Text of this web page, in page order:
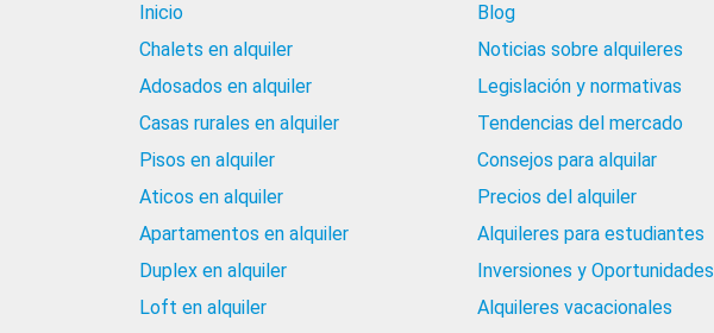
Inicio
Chalets en alquiler
Adosados en alquiler
Casas rurales en alquiler
Pisos en alquiler
Aticos en alquiler
Apartamentos en alquiler
Duplex en alquiler
Loft en alquiler
Blog
Noticias sobre alquileres
Legislación y normativas
Tendencias del mercado
Consejos para alquilar
Precios del alquiler
Alquileres para estudiantes
Inversiones y Oportunidades
Alquileres vacacionales